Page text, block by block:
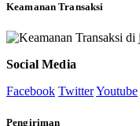
Keamanan Transaksi
Social Media
Facebook TwitterYoutube
Pengiriman